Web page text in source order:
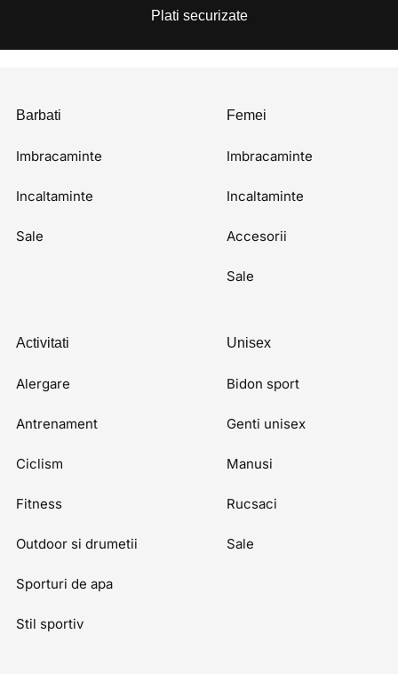
Plati securizate
Barbati
Imbracaminte
Incaltaminte
Sale
Femei
Imbracaminte
Incaltaminte
Accesorii
Sale
Activitati
Alergare
Antrenament
Ciclism
Fitness
Outdoor si drumetii
Sporturi de apa
Stil sportiv
Unisex
Bidon sport
Genti unisex
Manusi
Rucsaci
Sale